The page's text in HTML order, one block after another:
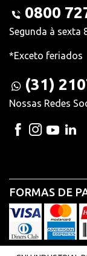
0800
Segunda à sexta
*Exceto feriados
(31)
Nossas Redes
FORMAS DE